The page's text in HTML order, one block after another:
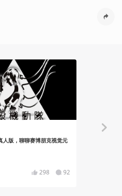
人版，聊聊赛博朋克视觉元
298 92
有感而发